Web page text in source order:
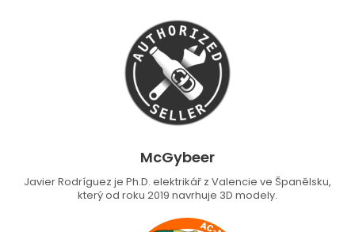
McGybeer
Javier Rodríguez je Ph.D. elektrikář z Valencie ve Španělsku,
který od roku 2019 navrhuje 3D modely.